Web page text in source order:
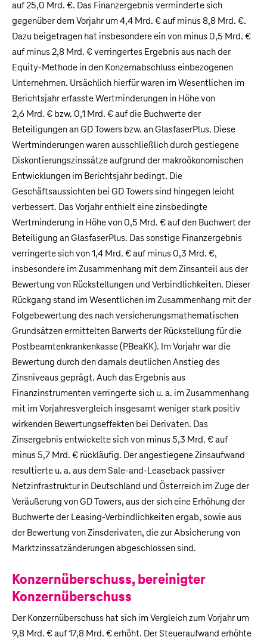
auf 25,0 Mrd. €. Das Finanzergebnis verminderte sich
gegenüber dem Vorjahr um 4,4 Mrd. €auf minus 8,8 Mrd. €.
Dazu beigetragen hat insbesondere ein von minus 0,5 Mrd. €
auf minus2,8 Mrd. €verringertes Ergebnis aus nach der
Equity-Methode in den Konzernabschluss einbezogenen
Unternehmen. Ursächlich hierfür waren im Wesentlichen im
Berichtsjahr erfasste Wertminderungen in Höhe von
2,6 Mrd. € bzw. 0,1 Mrd. €auf die Buchwerte der
Beteiligungen an GD Towers bzw. an GlasfaserPlus. Diese
Wertminderungen waren ausschließlich durch gestiegene
Diskontierungszinssätze aufgrund der makroökonomischen
Entwicklungen im Berichtsjahr bedingt. Die
Geschäftsaussichten bei GD Towers sind hingegen leicht
verbessert. Das Vorjahr enthielt eine zinsbedingte
Wertminderung in Höhe von 0,5 Mrd. €auf den Buchwert der
Beteiligung an GlasfaserPlus. Das sonstige Finanzergebnis
verringerte sich von1,4 Mrd. €auf minus 0,3 Mrd. €,
insbesondere im Zusammenhang mit dem Zinsanteil aus der
Bewertung von Rückstellungen und Verbindlichkeiten. Dieser
Rückgang stand im Wesentlichen im Zusammenhang mit der
Folgebewertung des nach versicherungsmathematischen
Grundsätzen ermittelten Barwerts der Rückstellung für die
Postbeamtenkrankenkasse (PBeaKK). Im Vorjahr war die
Bewertung durch den damals deutlichen Anstieg des
Zinsniveaus geprägt. Auch das Ergebnis aus
Finanzinstrumenten verringerte sich u. a. im Zusammenhang
mit im Vorjahresvergleich insgesamt weniger stark positiv
wirkenden Bewertungseffekten bei Derivaten. Das
Zinsergebnis entwickelte sich von minus5,3 Mrd. €auf
minus5,7 Mrd. € rückläufig. Der angestiegene Zinsaufwand
resultierte u. a. aus dem Sale-and-Leaseback passiver
Netzinfrastruktur in Deutschland und Österreich im Zuge der
Veräußerung von GD Towers, aus der sich eine Erhöhung der
Buchwerte der Leasing-Verbindlichkeiten ergab, sowie aus
der Bewertung von Zinsderivaten, die zur Absicherung von
Marktzinssatzänderungen abgeschlossen sind.
Konzernüberschuss, bereinigter
Konzernüberschuss
Der Konzernüberschuss hat sich im Vergleich zum Vorjahr um
9,8 Mrd. €auf17,8 Mrd. €erhöht. Der Steueraufwand erhöhte